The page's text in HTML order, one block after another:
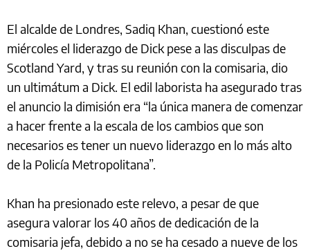
El alcalde de Londres, Sadiq Khan, cuestionó este
miércoles el liderazgo de Dick pese a las disculpas de
Scotland Yard, y tras su reunión con la comisaria, dio
un ultimátum a Dick. El edil laborista ha asegurado tras
el anuncio la dimisión era “la única manera de comenzar
a hacer frente a la escala de los cambios que son
necesarios es tener un nuevo liderazgo en lo más alto
de la Policía Metropolitana”.
Khan ha presionado este relevo, a pesar de que
asegura valorar los 40 años de dedicación de la
comisaria jefa, debido a no se ha cesado a nueve de los